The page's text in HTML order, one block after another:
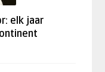
elk jaar